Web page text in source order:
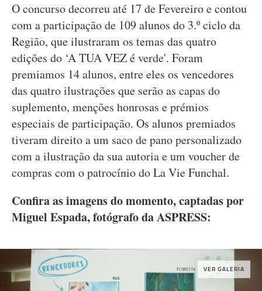
O concurso decorreu até 17 de Fevereiro e contou
com a participação de 109 alunos do 3.º ciclo da
Região, que ilustraram os temas das quatro
edições do ‘A TUA VEZ é verde'. Foram
premiamos 14 alunos, entre eles os vencedores
das quatro ilustrações que serão as capas do
suplemento, menções honrosas e prémios
especiais de participação. Os alunos premiados
tiveram direito a um saco de pano personalizado
com a ilustração da sua autoria e um voucher de
compras com o patrocínio do La Vie Funchal.
Confira as imagens do momento, captadas por
Miguel Espada, fotógrafo da ASPRESS:
VER GALERIA